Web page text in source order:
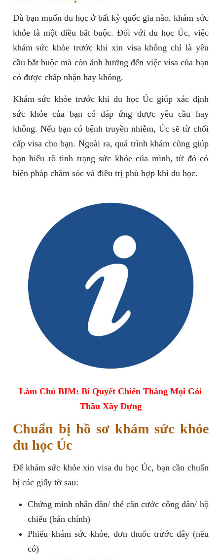
Dù bạn muốn du học ở bất kỳ quốc gia nào, khám sức
khỏe là một điều bắt buộc. Đối với du học Úc, việc
khám sức khỏe trước khi xin visa không chỉ là yêu
cầu bắt buộc mà còn ảnh hưởng đến việc visa của bạn
có được chấp nhận hay không.
Khám sức khỏe trước khi du học Úc giúp xác định
sức khỏe của bạn có đáp ứng được yêu cầu hay
không. Nếu bạn có bệnh truyền nhiễm, Úc sẽ từ chối
cấp visa cho bạn. Ngoài ra, quá trình khám cũng giúp
bạn hiểu rõ tình trạng sức khỏe của mình, từ đó có
biện pháp chăm sóc và điều trị phù hợp khi du học.
Làm Chủ BIM: Bí Quyết Chiến Thắng Mọi Gói
Thầu Xây Dựng
Chuẩn bị hồ sơ khám sức khỏe
du học Úc
Để khám sức khỏe xin visa du học Úc, bạn cần chuẩn
bị các giấy tờ sau:
Chứng minh nhân dân/ thẻ căn cước công dân/ hộ
chiếu (bản chính)
Phiếu khám sức khỏe, đơn thuốc trước đây (nếu
có)